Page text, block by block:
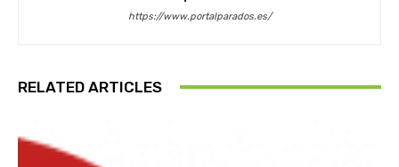
https://www.portalparados.es/
RELATED ARTICLES